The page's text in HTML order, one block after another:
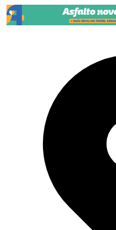
Pular para o conteúdo